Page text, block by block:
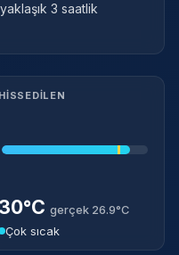
3 saatlik
HISSEDILEN
30°C gerçek 26.9°C
Çok sıcak